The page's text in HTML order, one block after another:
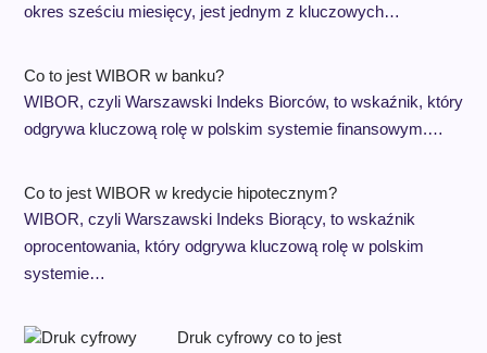
okres sześciu miesięcy, jest jednym z kluczowych…
Co to jest WIBOR w banku?
WIBOR, czyli Warszawski Indeks Biorców, to wskaźnik, który
odgrywa kluczową rolę w polskim systemie finansowym.…
Co to jest WIBOR w kredycie hipotecznym?
WIBOR, czyli Warszawski Indeks Biorący, to wskaźnik
oprocentowania, który odgrywa kluczową rolę w polskim
systemie…
Druk cyfrowy co to jest